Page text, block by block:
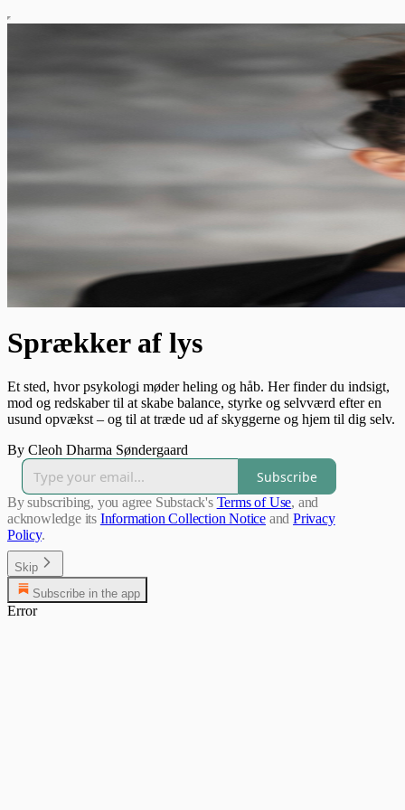
Sprækker af lys
Et sted, hvor psykologi møder heling og håb. Her finder du indsigt,
mod og redskaber til at skabe balance, styrke og selvværd efter en
usund opvækst – og til at træde ud af skyggerne og hjem til dig selv.
By Cleoh Dharma Søndergaard
Subscribe
By subscribing, you agree Substack's Terms of Use, and
acknowledge its Information Collection Notice and Privacy
Policy.
Skip
Subscribe in the app
Error